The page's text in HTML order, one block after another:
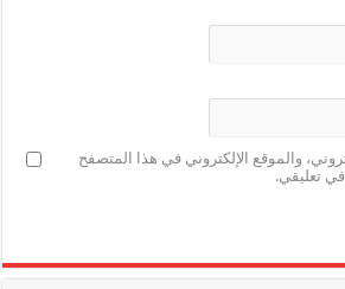
والموقع الإلكتروني في هذا المتصفح
في تعليقي.